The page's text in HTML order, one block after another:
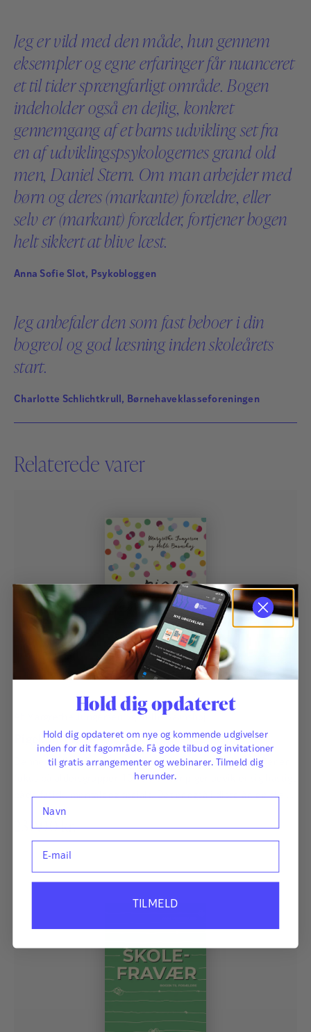
Jeg er vild med den måde, hun gennem
eksempler og egne erfaringer får nuanceret
et til tider sprængfarligt område. Bogen
indeholder også en dejlig, konkret
gennemgang af et barns udvikling set fra
en af udviklingspsykologernes grand old
men, Daniel Stern. Om man arbejder med
børn og deres (markante) forældre, eller
selv er (markant) forælder, fortjener bogen
helt sikkert at blive læst.
Anna Sofie Slot, Psykobloggen
Jeg anbefaler den som fast beboer i din
bogreol og god læsning inden skoleårets
start.
Charlotte Schlichtkrull, Børnehaveklasseforeningen
Relaterede varer
Helle Bavnshøj
Pigekonflikter
Denne bog handler om pigers venskaber og konflikter. Der er
fokus på aldersgruppen 10-15 år, hvor piger udvikler sig hastigt
både fysisk, mentalt og socialt. Det er også i disse år, de skal
lære at håndtere konflikter på egen hånd og forberede sig til
at mestre konfliktfyldte situationer senere i livet.
230,00kr.
Hold dig opdateret
Hold dig opdateret om nye og kommende udgivelser
inden for dit fagområde. Få gode tilbud og invitationer
til gratis arrangementer og webinarer. Tilmeld dig
herunder.
TILMELD